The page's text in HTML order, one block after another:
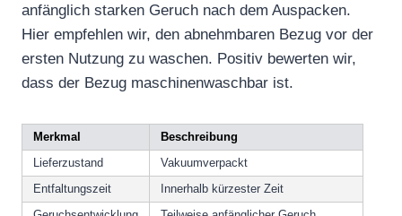
anfänglich starken Geruch nach dem Auspacken.
Hier empfehlen wir, den abnehmbaren Bezug vor der
ersten Nutzung zu waschen. Positiv bewerten wir,
dass der Bezug maschinenwaschbar ist.
Merkmal
Beschreibung
Lieferzustand
Vakuumverpackt
Entfaltungszeit
Innerhalb kürzester Zeit